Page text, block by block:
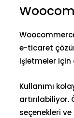
e-ticaret
işletmeler
Kullanımı
seçenekleri